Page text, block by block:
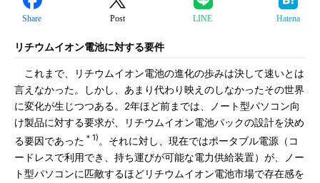
Share Post LINE Hatena
リチウムイオン電池に対する要件
これまで、リチウムイオン電池の進化の歩みは決して速いとは
言えなかった。しかし、あまり代わり映えのしなかったその世界
に変化が生じつつある。2年ほど前までは、ノート型パソコン向
け製品に対する要求が、リチウムイオン電池パックの設計を決め
る要因であった ＊1) 。それに対し、現在ではポータブル電源（コ
ードレスで利用でき、持ち運びが可能な電力供給装置）が、ノー
ト型パソコンに匹敵するほどリチウムイオン電池市場で存在感を